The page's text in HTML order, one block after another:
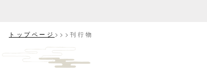
トップページ >>>刊行物